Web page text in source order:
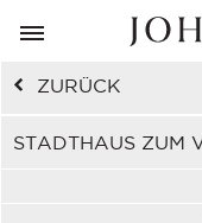
ZURÜCK
STADTHAUS ZUM